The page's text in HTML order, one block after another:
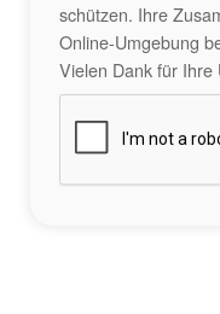
schützen. Ihre
Online-Umgebung
Vielen Dank für Ihre